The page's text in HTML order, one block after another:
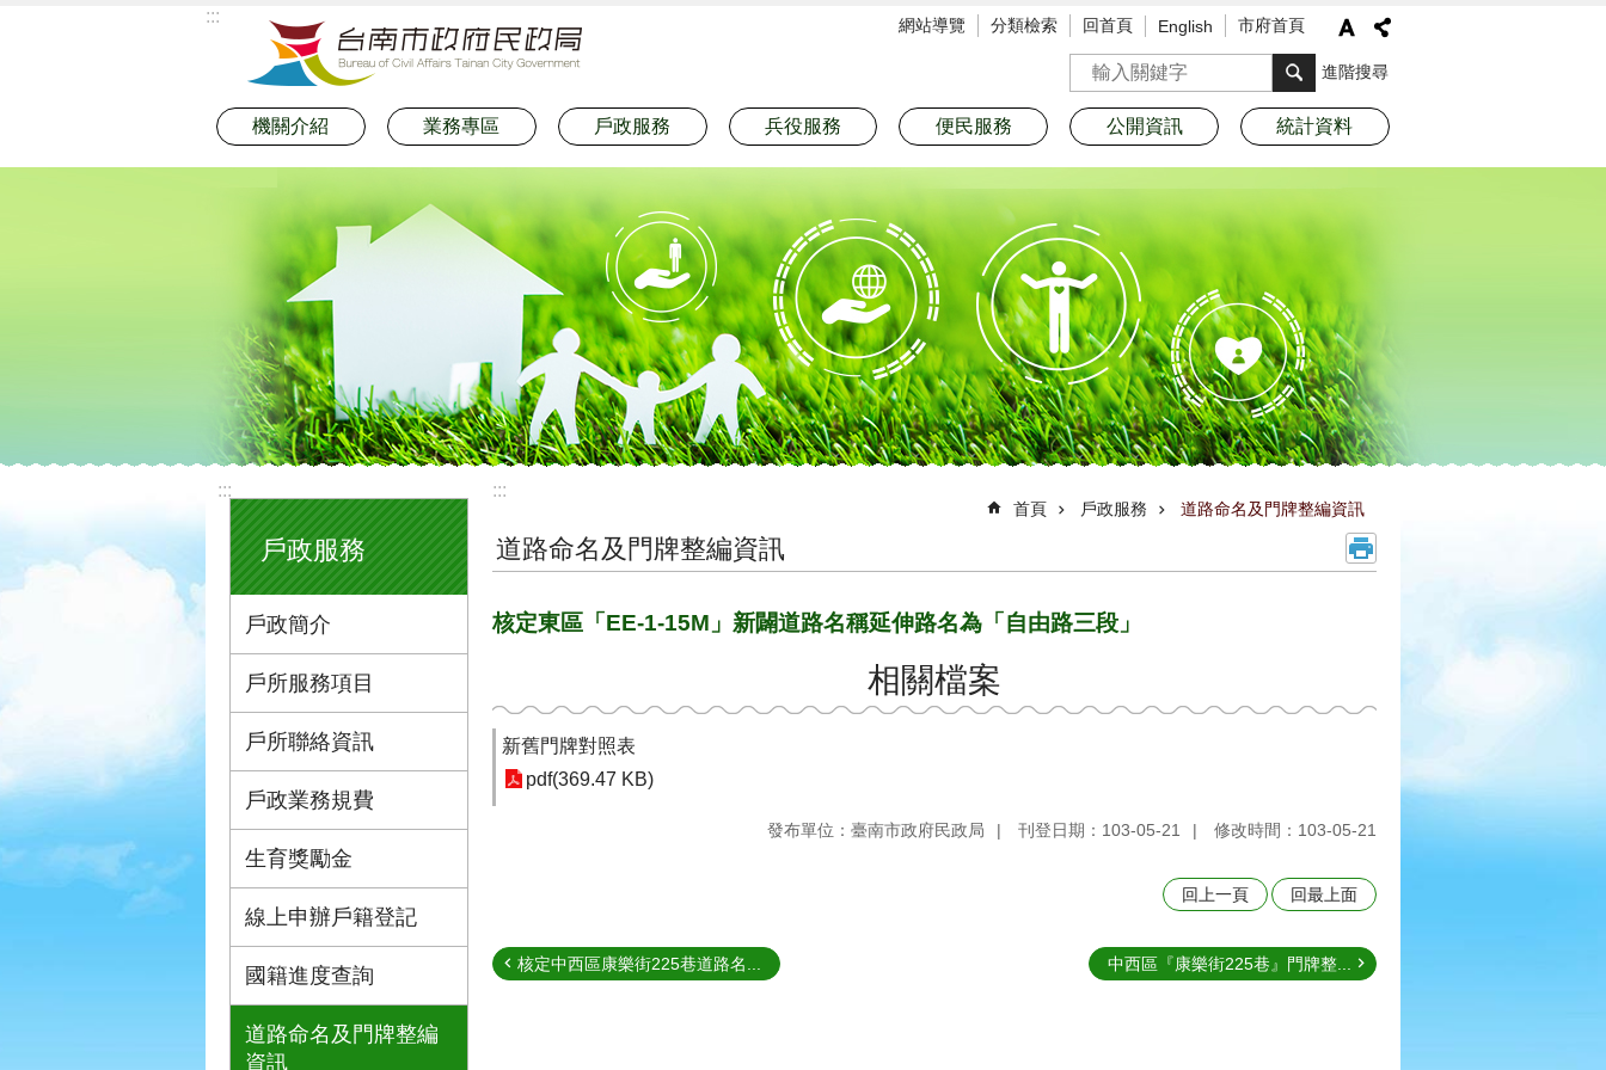
::: 網站導覽 分類檢索 回首頁 English 市府首頁
搜尋 進階搜尋
機關介紹 業務專區 戶政服務 兵役服務 便民服務 公開資訊 統計資料
:::
戶政服務
戶政簡介
戶所服務項目
戶所聯絡資訊
戶政業務規費
生育獎勵金
線上申辦戶籍登記
國籍進度查詢
道路命名及門牌整編
資訊
:::
首頁 戶政服務 道路命名及門牌整編資訊
道路命名及門牌整編資訊
核定東區「EE-1-15M」新闢道路名稱延伸路名為「自由路三段」
相關檔案
新舊門牌對照表
pdf(369.47 KB)
發布單位：臺南市政府民政局 刊登日期：103-05-21 修改時間：103-05-21
回上一頁 回最上面
核定中西區康樂街225巷道路名... 中西區『康樂街225巷』門牌整...